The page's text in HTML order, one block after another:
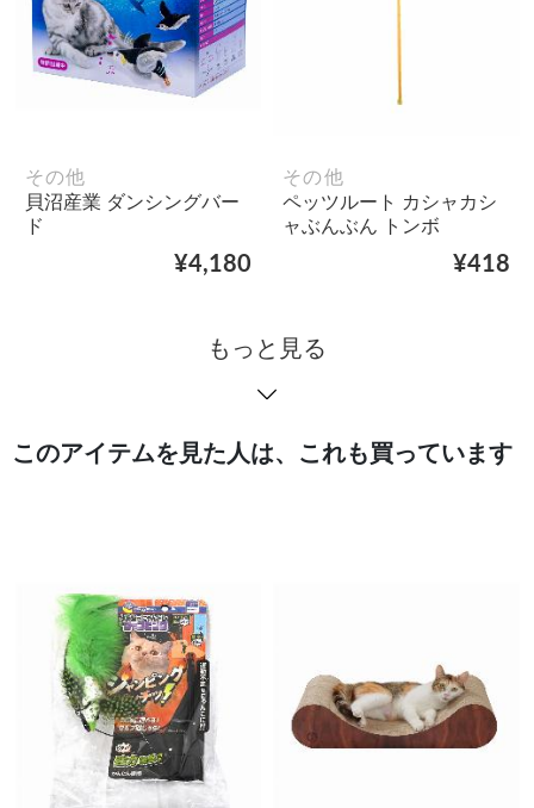
その他
貝沼産業 ダンシングバー
ド
¥4,180
その他
ペッツルート カシャカシ
ャぶんぶん トンボ
¥418
もっと見る
このアイテムを見た人は、これも買っています